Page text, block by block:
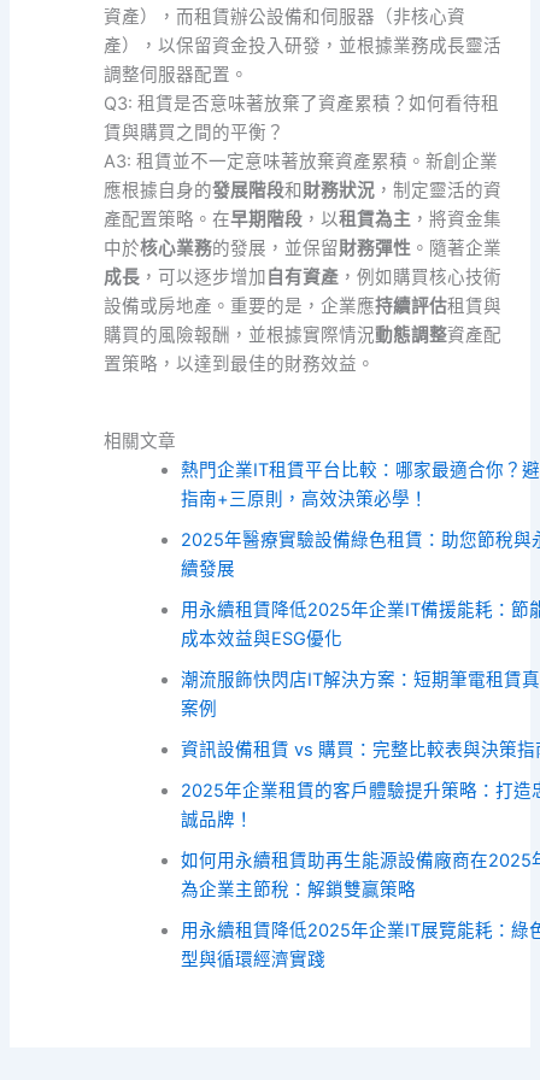
資產），而租賃辦公設備和伺服器（非核心資
產），以保留資金投入研發，並根據業務成長靈活
調整伺服器配置。
Q3: 租賃是否意味著放棄了資產累積？如何看待租
賃與購買之間的平衡？
A3: 租賃並不一定意味著放棄資產累積。新創企業
應根據自身的發展階段和財務狀況 ，制定靈活的資
產配置策略。在早期階段 ，以租賃為主 ，將資金集
中於核心業務的發展，並保留財務彈性 。隨著企業
成長 ，可以逐步增加自有資產 ，例如購買核心技術
設備或房地產。重要的是，企業應持續評估租賃與
購買的風險報酬，並根據實際情況動態調整資產配
置策略，以達到最佳的財務效益。
相關文章
熱門企業IT租賃平台比較：哪家最適合你？
指南+三原則，高效決策必學！
2025年醫療實驗設備綠色租賃：助您節稅與
續發展
用永續租賃降低2025年企業IT備援能耗：節
成本效益與ESG優化
潮流服飾快閃店IT解決方案：短期筆電租賃
案例
資訊設備租賃 vs 購買：完整比較表與決策指
2025年企業租賃的客戶體驗提升策略：打造
誠品牌！
如何用永續租賃助再生能源設備廠商在2025
為企業主節稅：解鎖雙贏策略
用永續租賃降低2025年企業IT展覽能耗：綠
型與循環經濟實踐